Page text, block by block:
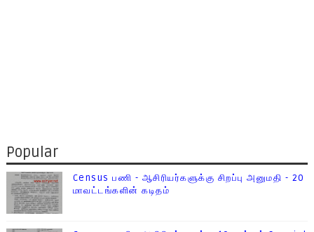
Popular
Census பணி - ஆசிரியர்களுக்கு சிறப்பு அனுமதி - 20
மாவட்டங்களின் கடிதம்